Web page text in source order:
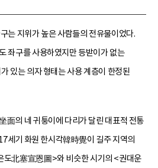
는 지위가 높은 사람들의 전유물이었다.
좌구를 사용하였지만 등받이가 없는
있는 의자 형태는 사용 계층이 한정된
面의 네 귀퉁이에 다리가 달린 대표적 전통
세기 화원 한시각韓時覺이 길주 지역의
도北塞宣恩圖>와 비슷한 시기의 <권대운